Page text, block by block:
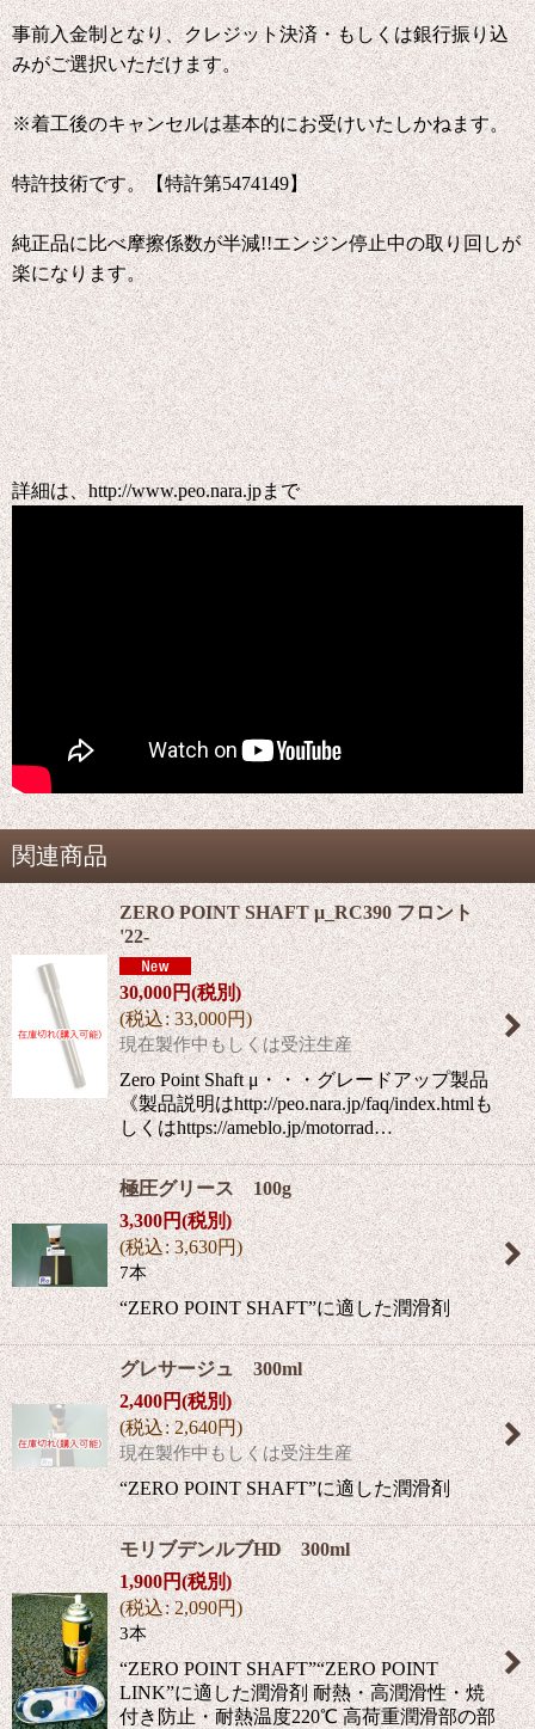
事前入金制となり、クレジット決済・もしくは銀行振り込
みがご選択いただけます。
※着工後のキャンセルは基本的にお受けいたしかねます。
特許技術です。【特許第5474149】
純正品に比べ摩擦係数が半減!!エンジン停止中の取り回しが
楽になります。
詳細は、http://www.peo.nara.jpまで
関連商品
ZERO POINT SHAFT μ_RC390 フロント
'22-
30,000円(税別)
(税込: 33,000円)
現在製作中もしくは受注生産
Zero Point Shaft μ・・・グレードアップ製品
《製品説明はhttp://peo.nara.jp/faq/index.htmlも
しくはhttps://ameblo.jp/motorrad…
極圧グリース 100g
3,300円(税別)
(税込: 3,630円)
7本
“ZERO POINT SHAFT”に適した潤滑剤
グレサージュ 300ml
2,400円(税別)
(税込: 2,640円)
現在製作中もしくは受注生産
“ZERO POINT SHAFT”に適した潤滑剤
モリブデンルブHD 300ml
1,900円(税別)
(税込: 2,090円)
3本
“ZERO POINT SHAFT”“ZERO POINT
LINK”に適した潤滑剤 耐熱・高潤滑性・焼
付き防止・耐熱温度220℃ 高荷重潤滑部の部